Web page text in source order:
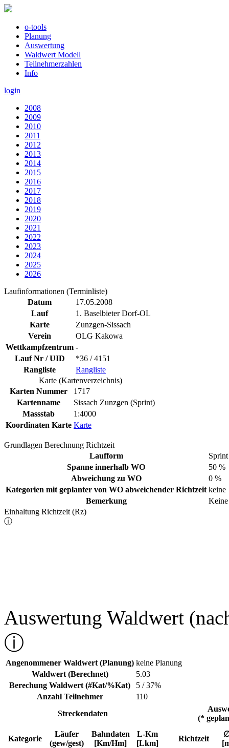
o-tools
Planung
Auswertung
Waldwert Modell
Teilnehmerzahlen
Info
login
2008
2009
2010
2011
2012
2013
2014
2015
2016
2017
2018
2019
2020
2021
2022
2023
2024
2025
2026
Laufinformationen (Terminliste)
Datum
17.05.2008
Lauf
1. Baselbieter Dorf-OL
Karte
Zunzgen-Sissach
Verein
OLG Kakowa
Wettkampfzentrum -
Lauf Nr / UID
*36 / 4151
Rangliste
Rangliste
Karte (Kartenverzeichnis)
Karten Nummer
1717
Kartenname
Sissach Zunzgen (Sprint)
Massstab
1:4000
Koordinaten Karte Karte
Grundlagen Berechnung Richtzeit
Laufform
Sprint
Spanne innerhalb WO
50 %
Abweichung zu WO
0 %
Kategorien mit geplanter von WO abweichender Richtzeit keine
Bemerkung
Keine
Einhaltung Richtzeit (Rz)
ⓘ
Auswertung Waldwert
ⓘ
Angenommener Waldwert (Planung) keine Planung
Waldwert (Berechnet)
5.03
Berechung Waldwert (#Kat/%Kat)
5 / 37%
Anzahl Teilnehmer
110
Streckendaten
(*
Kategorie
Läufer
(gew/gest)
Bahndaten
[Km/Hm]
L-Km
[Lkm]
Richtzeit